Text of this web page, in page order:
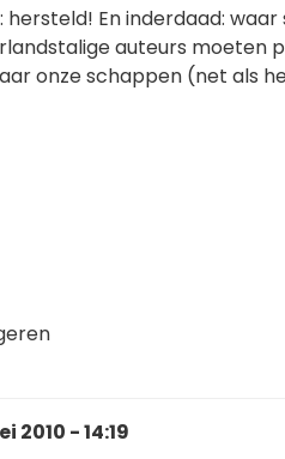
hersteld! En inderdaad:
auteurs moeten
onze schappen (net als
2010 - 14:19